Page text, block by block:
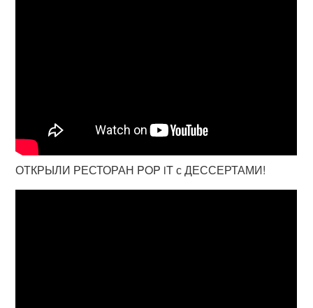
ОТКРЫЛИ РЕСТОРАН POP iT с ДЕССЕРТАМИ!